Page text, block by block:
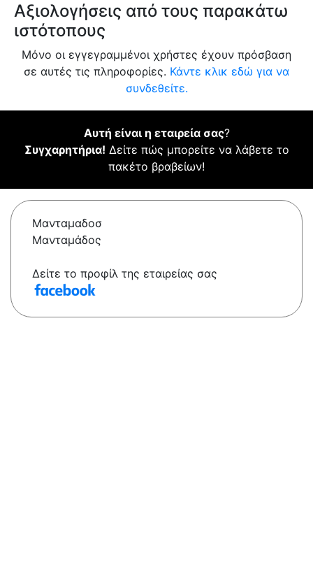
Αξιολογήσεις από τους παρακάτω
ιστότοπους
Μόνο οι εγγεγραμμένοι χρήστες έχουν πρόσβαση
σε αυτές τις πληροφορίες. Κάντε κλικ εδώ για να
συνδεθείτε.
Αυτή είναι η εταιρεία σας?
Συγχαρητήρια! Δείτε πώς μπορείτε να λάβετε το
πακέτο βραβείων!
Μανταμαδοσ
Μανταμάδος
Δείτε το προφίλ της εταιρείας σας